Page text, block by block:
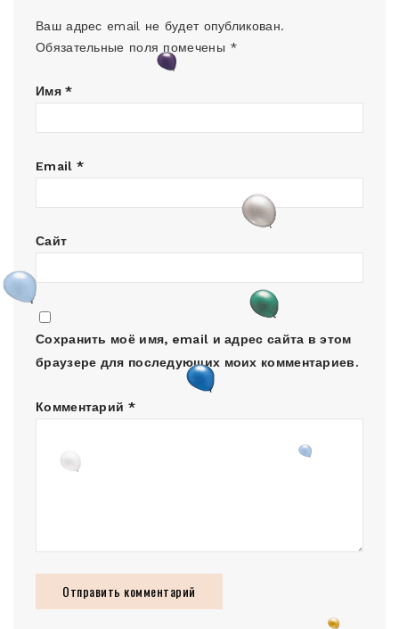
Ваш адрес email не будет опубликован.
Обязательные поля помечены *
Имя*
Email *
Сайт
Сохранить моё имя, email и адрес сайта в этом
браузере для последующих моих комментариев.
Комментарий *